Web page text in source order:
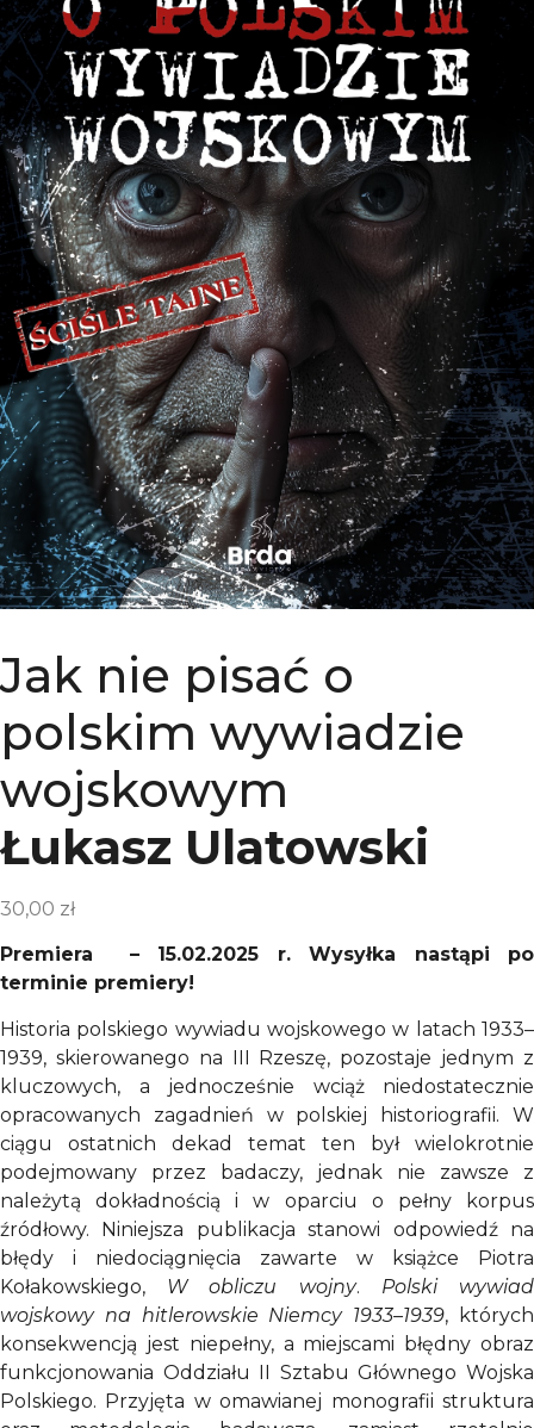
Jak nie pisać o
polskim wywiadzie
wojskowym
Łukasz Ulatowski
30,00 zł
Premiera – 15.02.2025 r. Wysyłka nastąpi po
terminie premiery!
Historia polskiego wywiadu wojskowego w latach 1933–
1939, skierowanego na III Rzeszę, pozostaje jednym z
kluczowych, a jednocześnie wciąż niedostatecznie
opracowanych zagadnień w polskiej historiografii. W
ciągu ostatnich dekad temat ten był wielokrotnie
podejmowany przez badaczy, jednak nie zawsze z
należytą dokładnością i w oparciu o pełny korpus
źródłowy. Niniejsza publikacja stanowi odpowiedź na
błędy i niedociągnięcia zawarte w książce Piotra
Kołakowskiego, W obliczu wojny. Polski wywiad
wojskowy na hitlerowskie Niemcy 1933–1939, których
konsekwencją jest niepełny, a miejscami błędny obraz
funkcjonowania Oddziału II Sztabu Głównego Wojska
Polskiego. Przyjęta w omawianej monografii struktura